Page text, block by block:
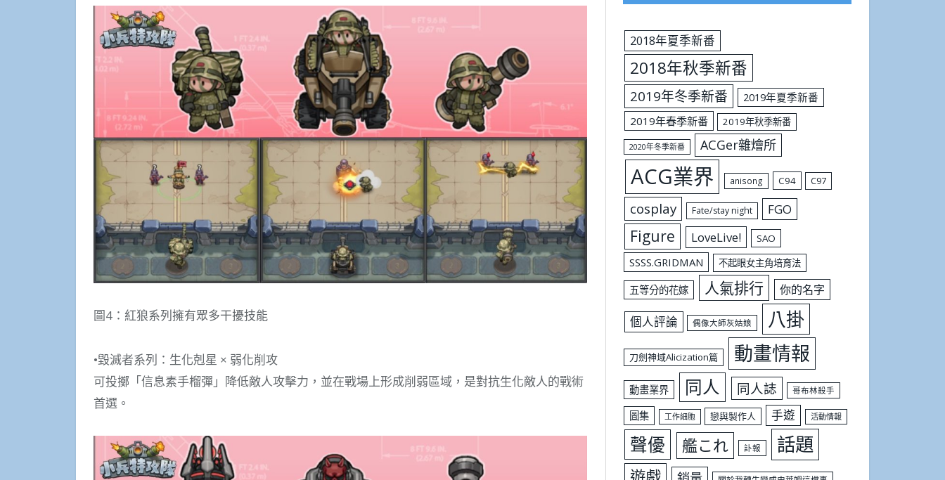
圖4：紅狼系列擁有眾多干擾技能
•毀滅者系列：生化剋星 × 弱化削攻
可投擲「信息素手榴彈」降低敵人攻擊力，並在戰場上形成削弱區域，是對抗生化敵人的戰術
首選。
2018年夏季新番
2018年秋季新番
2019年冬季新番
2019年夏季新番
2019年春季新番
2019年秋季新番
2020年冬季新番 ACGer雜燴所
ACG業界 anisong C94 C97
cosplay Fate/stay night FGO
Figure LoveLive! SAO
SSSS.GRIDMAN 不起眼女主角培育法
五等分的花嫁 人氣排行 你的名字
個人評論 偶像大師灰姑娘 八掛
刀劍神域Alicization篇 動畫情報
動畫業界 同人 同人誌 哥布林殺手
圖集 工作細胞 戀與製作人 手遊 活動情報
聲優 艦これ 訃報 話題